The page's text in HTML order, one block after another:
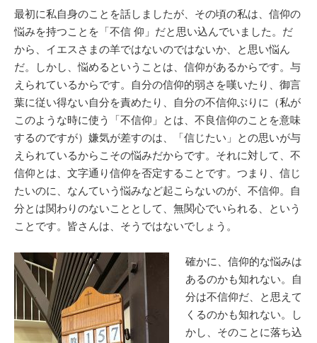
最初に私自身のことを話しましたが、その頃の私は、信仰の
悩みを持つことを「不信 仰」だと思い込んでいました。だ
から、イエスさまの羊ではないのではないか、と思い悩ん
だ。しかし、悩めるということは、信仰があるからです。与
えられているからです。自分の信仰的弱さを嘆いたり、御言
葉に従い得ない自分を責めたり、自分の不信仰ぶりに（私が
このような時に使う「不信仰」とは、不良信仰のことを意味
するのですが）嫌気が差すのは、「信じたい」との思いが与
えられているからこその悩みだからです。それに対して、不
信仰とは、文字通り信仰を否定することです。つまり、信じ
たいのに、なんていう悩みなど起こらないのが、不信仰。自
分とは関わりのないこととして、無関心でいられる、という
ことです。皆さんは、そうではないでしょう。
確かに、信仰的な悩みは
あるのかも知れない。自
分は不信仰だ、と思えて
くるのかも知れない。し
かし、そのことに落ち込